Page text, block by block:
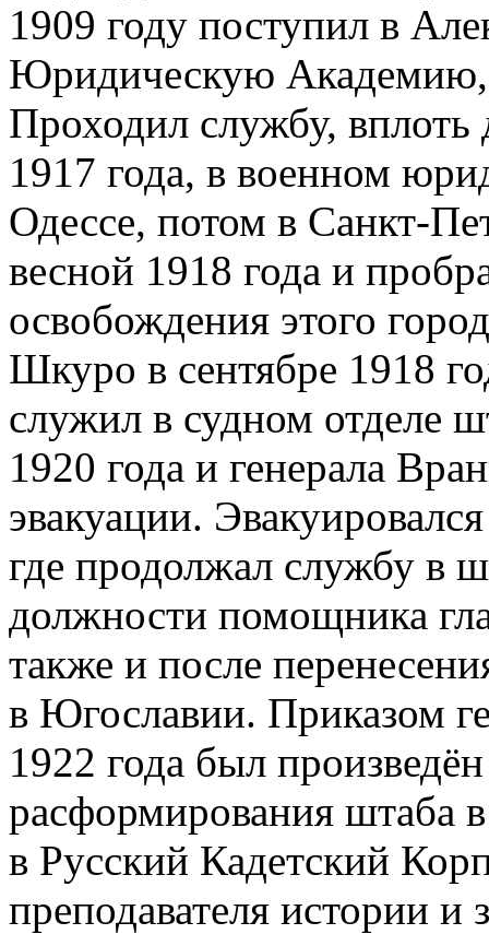
1909 году поступил в
Юридическую Академию,
Проходил службу,
1917 года, в военном
Одессе, потом в Санкт-
весной 1918 года и
освобождения этого
Шкуро в сентябре 1918
служил в судном отделе
1920 года и генерала
эвакуации.
где продолжал службу в
должности помощника
также и после
в Югославии. Приказом
1922 года был
расформирования штаба
в Русский Кадетский
преподавателя истории и